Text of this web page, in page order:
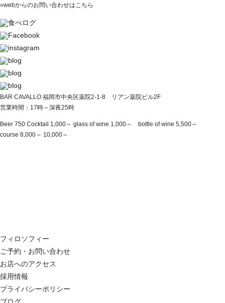
»webからのお問い合わせはこちら
BAR CAVALLO 福岡市中央区薬院2-1-8 リアン薬院ビル2F
営業時間：17時～深夜25時
Beer 750 Cocktail 1,000～ glass of wine 1,000～ bottle of wine 5,500～
course 8,000～ 10,000～
フィロソフィー
ご予約・お問い合わせ
お店へのアクセス
採用情報
プライバシーポリシー
ブログ